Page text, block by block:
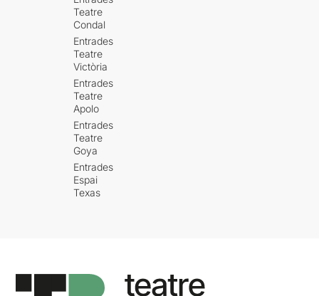
Teatre
Condal
Entrades
Teatre
Victòria
Entrades
Teatre
Apolo
Entrades
Teatre
Goya
Entrades
Espai
Texas